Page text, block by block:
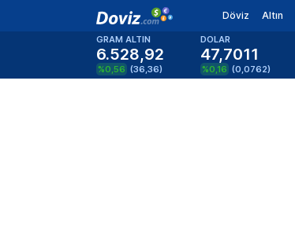
Döviz Altın
GRAM ALTIN
6.528,92
%0,56 (36,36)
DOLAR
47,7011
%0,16 (0,0762)